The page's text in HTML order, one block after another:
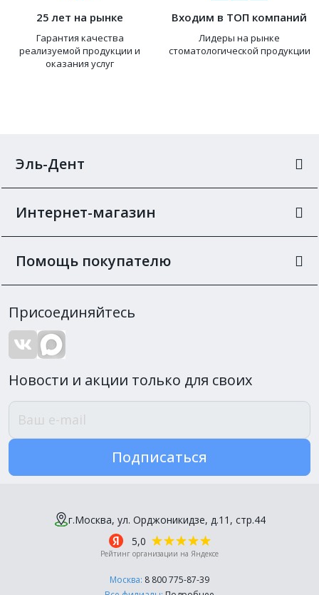
25 лет на рынке
Гарантия качества
реализуемой продукции и
оказания услуг
Входим в ТОП компаний
Лидеры на рынке
стоматологической продукции
Эль-Дент
Интернет-магазин
Помощь покупателю
Присоединяйтесь
Новости и акции только для своих
Подписаться
г.Москва, ул. Орджоникидзе, д.11, стр.44
5,0
Рейтинг организации на Яндексе
Москва: 8 800 775-87-39